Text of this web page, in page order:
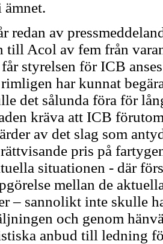
ämnet.
redan av
till Acol av fem från
styrelsen för ICB
har kunnat
det sålunda föra för
kräva att ICB
av det slag som
pris på
situationen - där
mellan de
– sannolikt inte skulle
och genom
anbud till ledning